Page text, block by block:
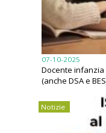
07-10-2025
Docente
(anche DSA e
Notizie